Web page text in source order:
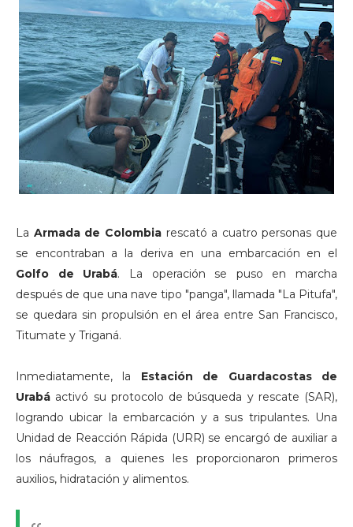
La Armada de Colombiarescató a cuatro personas que
se encontraban a la deriva en una embarcación en el
Golfo de Urabá. La operación se puso en marcha
después de que una nave tipo "panga", llamada "La Pitufa",
se quedara sin propulsión en el área entre San Francisco,
Titumate y Triganá.
Inmediatamente, la Estación de Guardacostas de
Urabá activó su protocolo de búsqueda y rescate (SAR),
logrando ubicar la embarcación y a sus tripulantes. Una
Unidad de Reacción Rápida (URR) se encargó de auxiliar a
los náufragos, a quienes les proporcionaron primeros
auxilios, hidratación y alimentos.